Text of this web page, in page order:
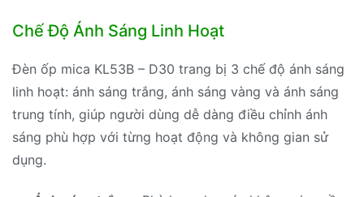
Chế Độ Ánh Sáng Linh Hoạt
Đèn ốp mica KL53B – D30 trang bị 3 chế độ ánh sáng
linh hoạt: ánh sáng trắng, ánh sáng vàng và ánh sáng
trung tính, giúp người dùng dễ dàng điều chỉnh ánh
sáng phù hợp với từng hoạt động và không gian sử
dụng.